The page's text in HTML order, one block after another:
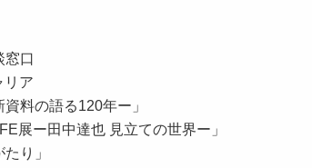
口
ア
語る120年ー」
田中達也 見立ての世界ー」
り」